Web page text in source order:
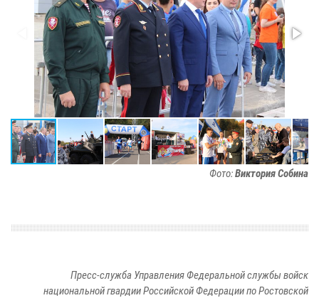
Фото:Виктория Собина
Пресс-служба Управления Федеральной службы войск
национальной гвардии Российской Федерации по Ростовской